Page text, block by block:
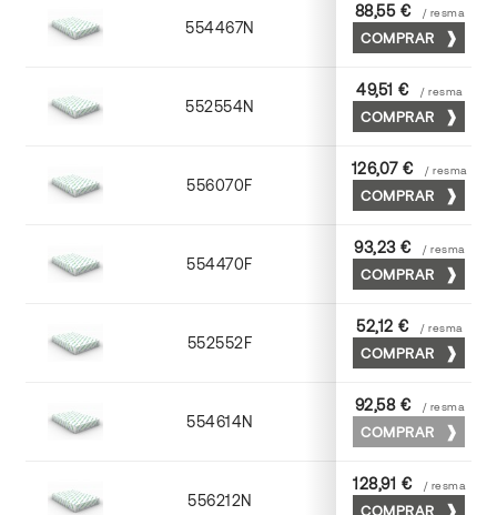
554467N 65 x 90
88,55 € / resma
COMPRAR
552554N 52 x 70
49,51 € / resma
COMPRAR
556070F 70 x 100
126,07 € / resma
COMPRAR
554470F 70 x 100
93,23 € / resma
COMPRAR
552552F 52 x 70
52,12 € / resma
COMPRAR
554614N 72 x 102
92,58 € / resma
COMPRAR
556212N 72 x 102
128,91 € / resma
COMPRAR